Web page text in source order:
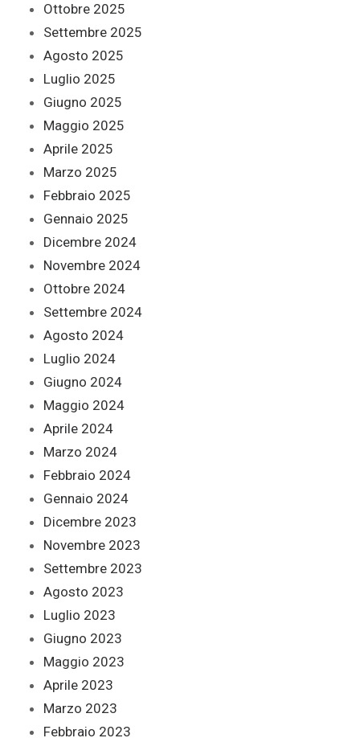
Ottobre 2025
Settembre 2025
Agosto 2025
Luglio 2025
Giugno 2025
Maggio 2025
Aprile 2025
Marzo 2025
Febbraio 2025
Gennaio 2025
Dicembre 2024
Novembre 2024
Ottobre 2024
Settembre 2024
Agosto 2024
Luglio 2024
Giugno 2024
Maggio 2024
Aprile 2024
Marzo 2024
Febbraio 2024
Gennaio 2024
Dicembre 2023
Novembre 2023
Settembre 2023
Agosto 2023
Luglio 2023
Giugno 2023
Maggio 2023
Aprile 2023
Marzo 2023
Febbraio 2023